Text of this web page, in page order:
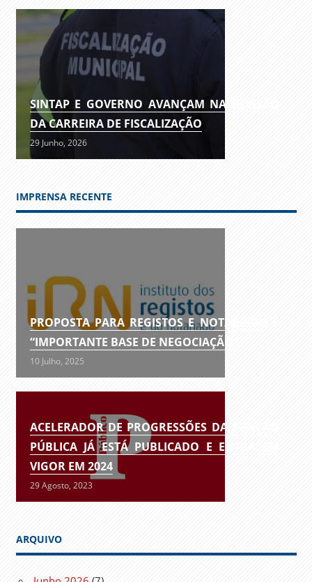
SINTAP E GOVERNO AVANÇAM NA REVISÃO
DA CARREIRA DE FISCALIZAÇÃO
29 Junho, 2026
IMPRENSA RECENTE
PROPOSTA PARA REGISTOS E NOTARIADO É
“IMPORTANTE BASE DE NEGOCIAÇÃO”
10 Julho, 2025
ACELERADOR DE PROGRESSÕES DA FUNÇÃO
PÚBLICA JÁ ESTÁ PUBLICADO E ENTRA EM
VIGOR EM 2024
29 Agosto, 2023
ARQUIVO